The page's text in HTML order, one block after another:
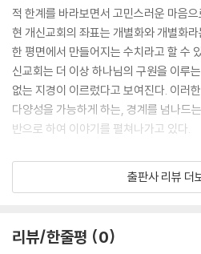
적 한계를 바라보면서 고민스러운 마음
현 개신교회의 좌표는 개별화와 개별화
한 평면에서 만들어지는 수치라고 할 수
신교회는 더 이상 하나님의 구원을 이루
없는 지경이 이르렀다고 보여진다. 이러
다양성을 가능하게 하는, 경계를 넘나드
반으로 하여 이야기를 펼쳐나가고 있다.
이 책에서는 교회의 주류 이야기에 묻혀
이야기를 풀어내는 것은 굳어버린 교회,
하고 대안이 되는 연대공동체로 거듭날
출판사 리뷰 더
리뷰/한줄평 0